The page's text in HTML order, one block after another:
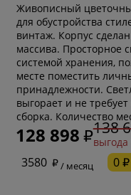
Живописный
для обустройства
винтаж. Корпус
массива. Просторное
системой хранения,
месте поместить
принадлежности.
выгорает и не
сборка. Количество
128 898 138
выгода
3580
/ месяц 0
* обязательное поле
*